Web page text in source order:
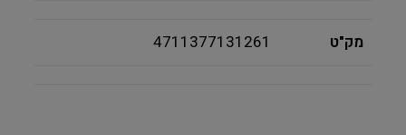
מק"ט 4711377131261